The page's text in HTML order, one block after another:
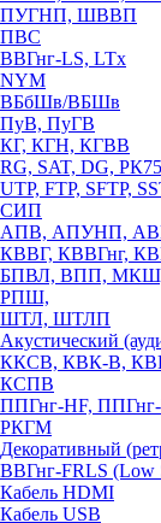
ПУГНП, ШВВП
ПВС
ВВГнг-LS, LTx
NYM
ВБбШв/ВБШв
ПуВ, ПуГВ
КГ, КГН, КГВВ
RG, SAT, DG,
UTP, FTP, SFTP,
СИП
АПВ, АПУНП,
КВВГ, КВВГнг,
БПВЛ, ВПП,
РПШ,
ШТЛ, ШТЛП
Акустический
ККСВ, КВК-В,
КСПВ
ППГнг-HF,
РКГМ
Декоративный
ВВГнг-FRLS (Low
Кабель HDMI
Кабель USB